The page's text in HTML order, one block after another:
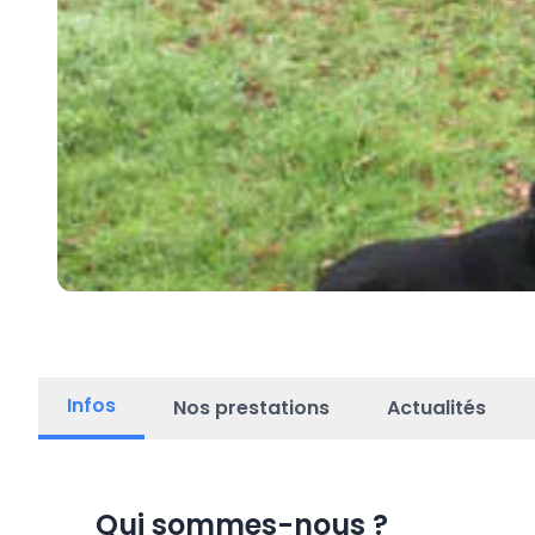
Infos Nos prestations Actualités
Qui sommes-nous ?